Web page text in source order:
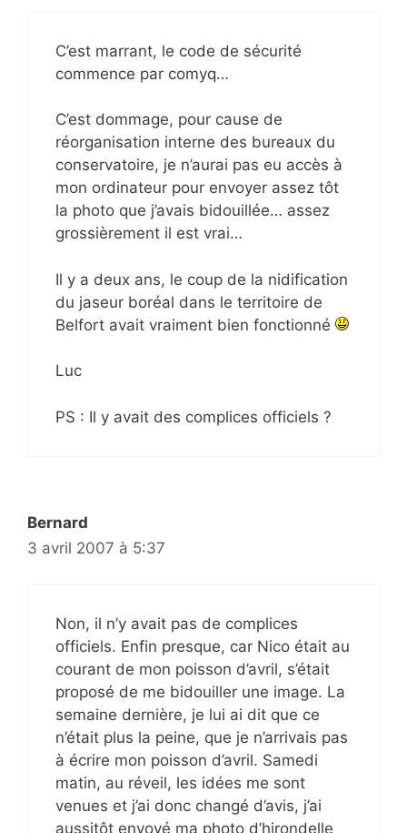
C’est marrant, le code de sécurité
commence par comyq…
C’est dommage, pour cause de
réorganisation interne des bureaux du
conservatoire, je n’aurai pas eu accès à
mon ordinateur pour envoyer assez tôt
la photo que j’avais bidouillée… assez
grossièrement il est vrai…
Il y a deux ans, le coup de la nidification
du jaseur boréal dans le territoire de
Belfort avait vraiment bien fonctionné
Luc
PS : Il y avait des complices officiels ?
Bernard
3 avril 2007 à 5:37
Non, il n’y avait pas de complices
officiels. Enfin presque, car Nico était au
courant de mon poisson d’avril, s’était
proposé de me bidouiller une image. La
semaine dernière, je lui ai dit que ce
n’était plus la peine, que je n’arrivais pas
à écrire mon poisson d’avril. Samedi
matin, au réveil, les idées me sont
venues et j’ai donc changé d’avis, j’ai
aussitôt envoyé ma photo d’hirondelle